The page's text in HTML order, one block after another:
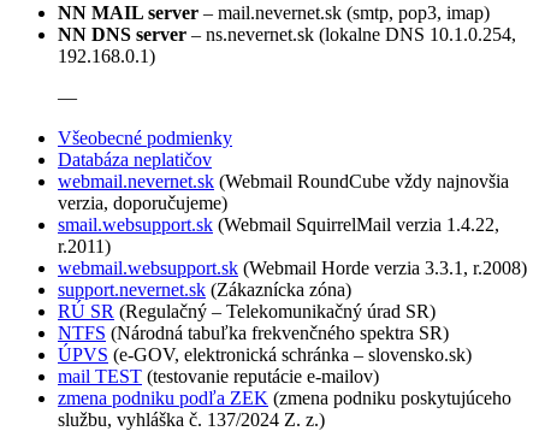
NN MAIL server – mail.nevernet.sk (smtp, pop3, imap)
NN DNS server – ns.nevernet.sk (lokalne DNS 10.1.0.254,
192.168.0.1)
—
Všeobecné podmienky
Databáza neplatičov
webmail.nevernet.sk (Webmail RoundCube vždy najnovšia
verzia, doporučujeme)
smail.websupport.sk (Webmail SquirrelMail verzia 1.4.22,
r.2011)
webmail.websupport.sk (Webmail Horde verzia 3.3.1, r.2008)
support.nevernet.sk (Zákaznícka zóna)
RÚ SR (Regulačný – Telekomunikačný úrad SR)
NTFS (Národná tabuľka frekvenčného spektra SR)
ÚPVS (e-GOV, elektronická schránka – slovensko.sk)
mail TEST (testovanie reputácie e-mailov)
zmena podniku podľa ZEK (zmena podniku poskytujúceho
službu, vyhláška č. 137/2024 Z. z.)